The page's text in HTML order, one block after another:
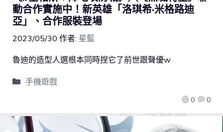
動合作實施中！新英雄「洛琪希·米格路迪
亞」、合作服裝登場
2023/05/30 作者: 星藍
0 0
魯迪的造型人選根本同時捏它了前世跟聲優w
手機遊戲